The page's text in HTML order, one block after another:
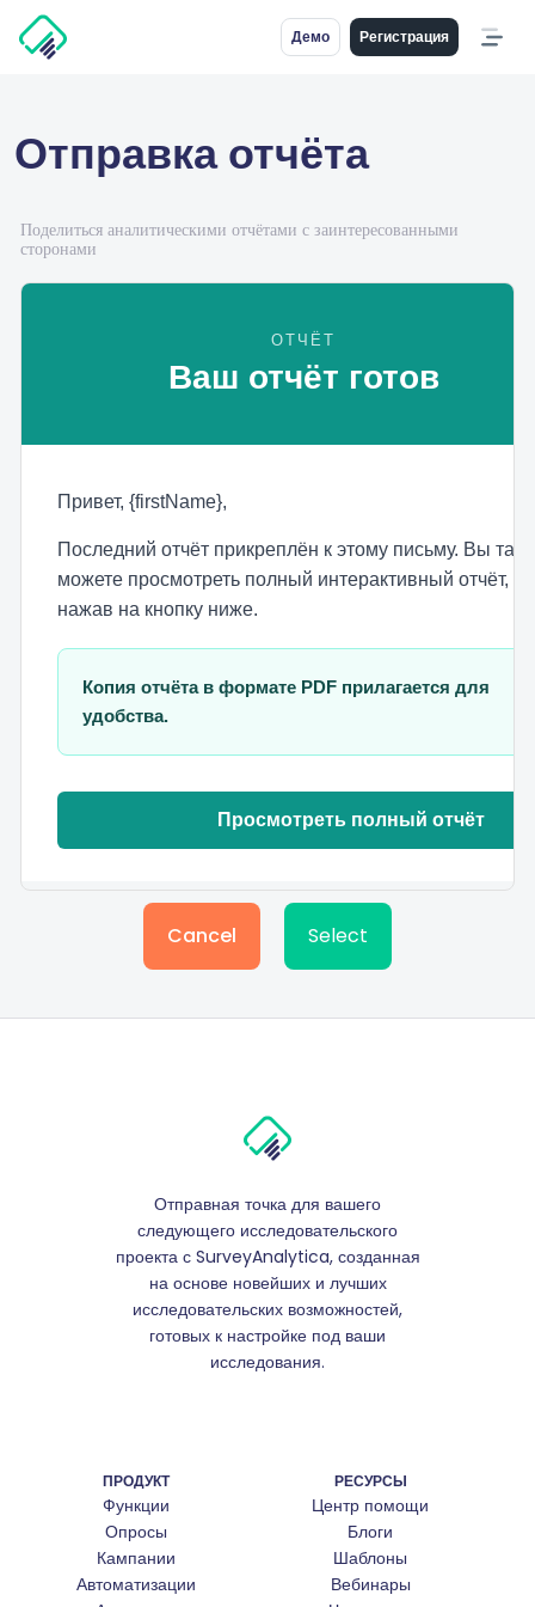
Демо Регистрация
Отправка отчёта
Поделиться аналитическими отчётами с заинтересованными
сторонами
Cancel Select
Отправная точка для вашего
следующего исследовательского
проекта с SurveyAnalytica, созданная
на основе новейших и лучших
исследовательских возможностей,
готовых к настройке под ваши
исследования.
ПРОДУКТ
Функции
Опросы
Кампании
Автоматизации
РЕСУРСЫ
Центр помощи
Блоги
Шаблоны
Вебинары